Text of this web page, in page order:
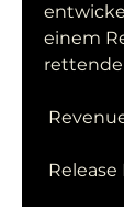
einem
rettende
Release